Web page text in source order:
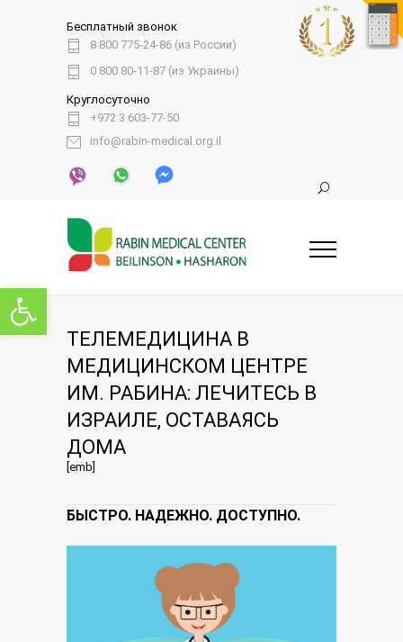
Открыть панель инструментов
Бесплатный звонок
8 800 775-24-86 (из России)
0 800 80-11-87 (из Украины)
Круглосуточно
+972 3 603-77-50
info@rabin-medical.org.il
ТЕЛЕМЕДИЦИНА В
МЕДИЦИНСКОМ ЦЕНТРЕ
ИМ. РАБИНА: ЛЕЧИТЕСЬ В
ИЗРАИЛЕ, ОСТАВАЯСЬ
ДОМА
[emb]
БЫСТРО. НАДЕЖНО. ДОСТУПНО.